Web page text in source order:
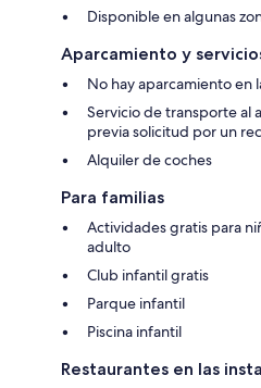
Disponible en algunas
Aparcamiento y
No hay aparcamiento en
Servicio de transporte al
previa solicitud por un
Alquiler de coches
Para familias
Actividades gratis para
adulto
Club infantil gratis
Parque infantil
Piscina infantil
Restaurantes en las